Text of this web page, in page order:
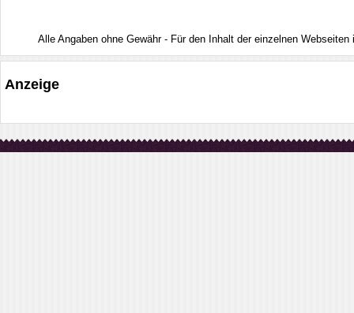
Alle Angaben ohne Gewähr - Für den Inhalt der einzelnen Webseiten
Anzeige